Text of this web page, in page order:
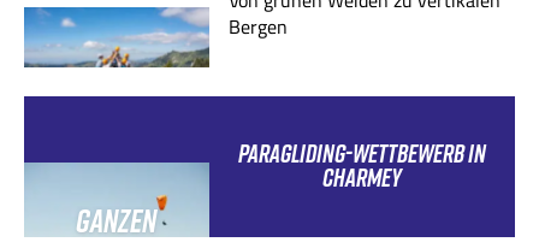
Bergen
GANZEN
PARAGLIDING-WETTBEWERB IN
CHARMEY